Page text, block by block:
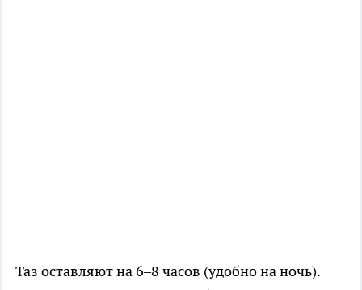
Таз оставляют на 6–8 часов (удобно на ночь).